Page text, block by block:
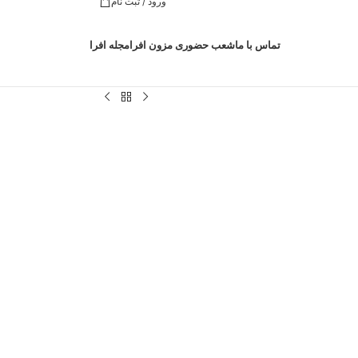
تماس با ماشعب حضوری مزون افرامجله افرا